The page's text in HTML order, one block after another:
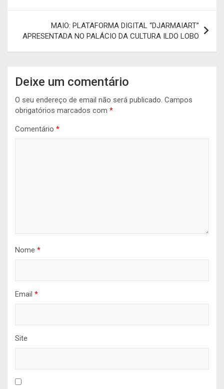
artigos
MAIO: PLATAFORMA DIGITAL “DJARMAIART”
APRESENTADA NO PALÁCIO DA CULTURA ILDO LOBO
Deixe um comentário
O seu endereço de email não será publicado. Campos
obrigatórios marcados com *
Comentário *
Nome *
Email *
Site